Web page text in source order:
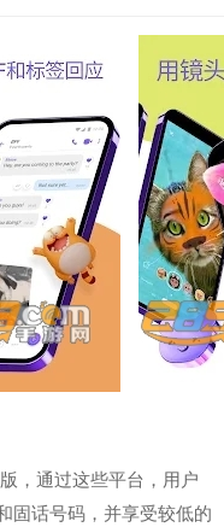
，通过这些平台，用户
固话号码，并享受较低的